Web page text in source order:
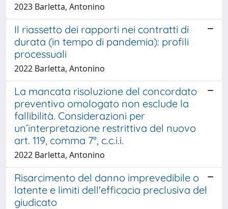
2023 Barletta, Antonino
Il riassetto dei rapporti nei contratti di
durata (in tempo di pandemia): profili
processuali
2022 Barletta, Antonino
La mancata risoluzione del concordato
preventivo omologato non esclude la
fallibilità. Considerazioni per
un’interpretazione restrittiva del nuovo
art. 119, comma 7°, c.c.i.i.
2022 Barletta, Antonino
Risarcimento del danno imprevedibile o
latente e limiti dell'efficacia preclusiva del
giudicato